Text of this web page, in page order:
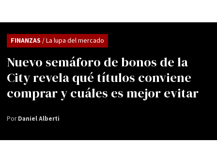
Nuevo semáforo de bonos de la
City revela qué títulos conviene
comprar y cuáles es mejor evitar
FINANZAS / La lupa del mercado
PorDaniel Alberti